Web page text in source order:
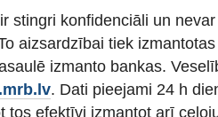
stingri konfidenciāli un
aizsardzībai tiek
izmanto bankas.
. Dati pieejami 24 h
tos efektīvi izmantot arī